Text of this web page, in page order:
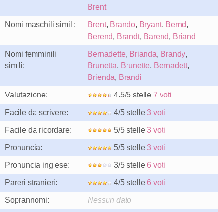
Brent
Nomi maschili simili: Brent, Brando, Bryant, Bernd,
Berend, Brandt, Barend, Briand
Nomi femminili
simili:
Bernadette, Brianda, Brandy,
Brunetta, Brunette, Bernadett,
Brienda, Brandi
Valutazione: 4.5/5 stelle 7 voti
Facile da scrivere: 4/5 stelle 3 voti
Facile da ricordare: 5/5 stelle 3 voti
Pronuncia: 5/5 stelle 3 voti
Pronuncia inglese: 3/5 stelle 6 voti
Pareri stranieri: 4/5 stelle 6 voti
Soprannomi: Nessun dato